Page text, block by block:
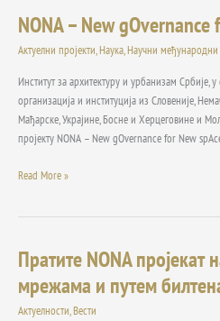
NONA – New gOvernance
Актуелни пројекти,Наука,Научни међународни
Институт за архитектуру и урбанизам Србије,
организација и институција из Словеније,
Мађарске, Украјине, Босне и Херцеговине и
пројекту NONA – New gOvernance for New
NONA
New
gOvernance
for
New
spAces
Read More »
Пратите NONA
мрежама и путем
Актуелности,Вести
Пратите
NONA
пројекат
на